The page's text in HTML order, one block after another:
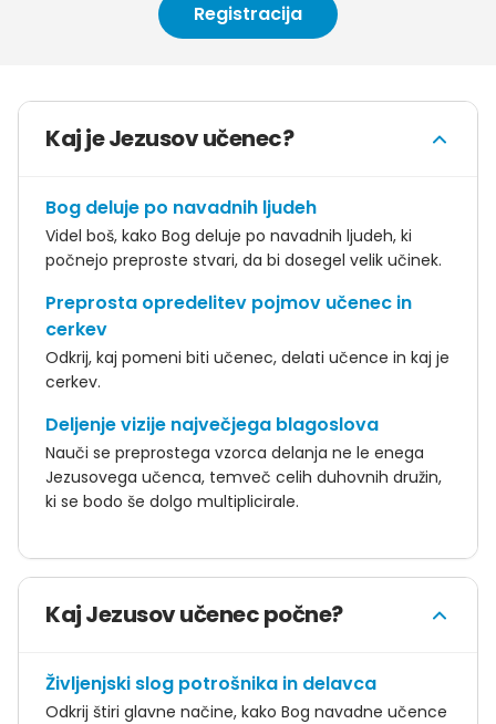
Registracija
Kaj je Jezusov učenec?
Bog deluje po navadnih ljudeh
Videl boš, kako Bog deluje po navadnih ljudeh, ki
počnejo preproste stvari, da bi dosegel velik učinek.
Preprosta opredelitev pojmov učenec in
cerkev
Odkrij, kaj pomeni biti učenec, delati učence in kaj je
cerkev.
Deljenje vizije največjega blagoslova
Nauči se preprostega vzorca delanja ne le enega
Jezusovega učenca, temveč celih duhovnih družin,
ki se bodo še dolgo multiplicirale.
Kaj Jezusov učenec počne?
Življenjski slog potrošnika in delavca
Odkrij štiri glavne načine, kako Bog navadne učence